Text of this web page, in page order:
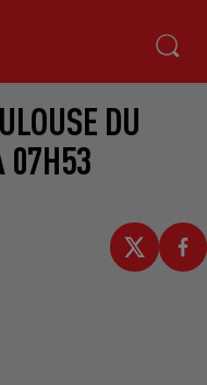
DU